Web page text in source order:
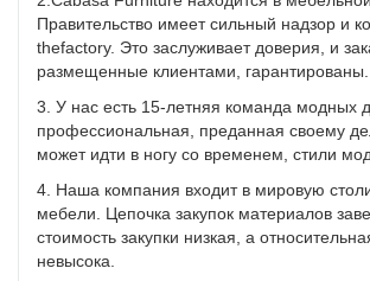
Правительство имеет сильный надзор и
thefactory. Это заслуживает доверия, и
размещенные клиентами, гарантированы.
3. У нас есть 15-летняя команда модных
профессиональная, преданная своему
может идти в ногу со временем, стили
4. Наша компания входит в мировую
мебели. Цепочка закупок материалов
стоимость закупки низкая, а
невысока.